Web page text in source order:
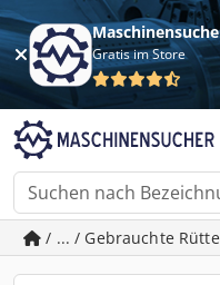
Gratis im Store
/ ... / Gebrauchte